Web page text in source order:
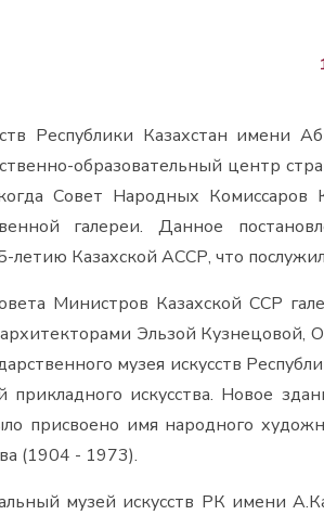
Республики Казахстан имени
образовательный центр
Совет Народных Комиссаров
галереи. Данное
летию Казахской АССР, что
Министров Казахской ССР
Эльзой
музея искусств
прикладного искусства. Новое
присвоено имя народного
(1904 - 1973).
музей искусств РК имени